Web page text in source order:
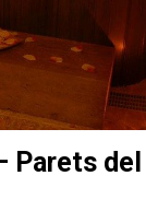
Parets del